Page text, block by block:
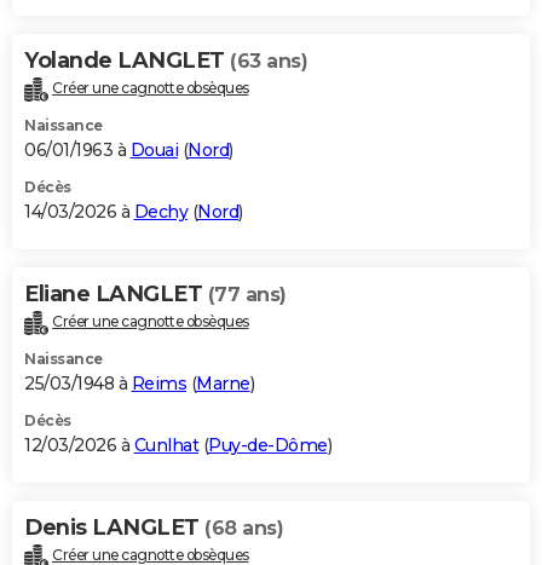
Yolande LANGLET (63 ans)
Créer une cagnotte obsèques
Naissance
06/01/1963 à Douai (Nord)
Décès
14/03/2026 à Dechy(Nord)
Eliane LANGLET (77 ans)
Créer une cagnotte obsèques
Naissance
25/03/1948 à Reims (Marne)
Décès
12/03/2026 à Cunlhat(Puy-de-Dôme)
Denis LANGLET (68 ans)
Créer une cagnotte obsèques